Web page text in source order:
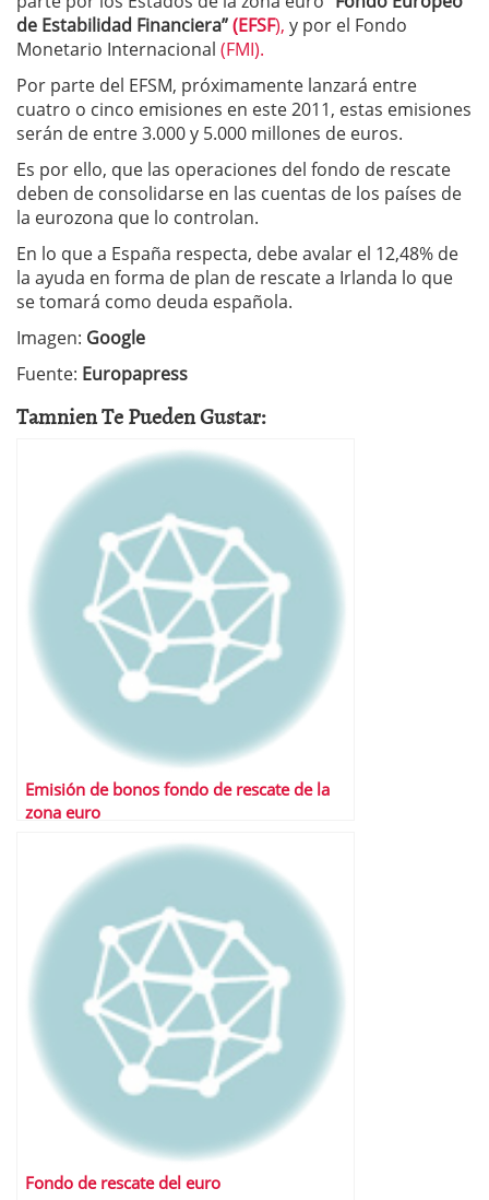
de Estabilidad Financiera”(EFSF), y por el Fondo
Monetario Internacional (FMI).
Por parte del EFSM, próximamente lanzará entre
cuatro o cinco emisiones en este 2011, estas emisiones
serán de entre 3.000 y 5.000 millones de euros.
Es por ello, que las operaciones del fondo de rescate
deben de consolidarse en las cuentas de los países de
la eurozona que lo controlan.
En lo que a España respecta, debe avalar el 12,48% de
la ayuda en forma de plan de rescate a Irlanda lo que
se tomará como deuda española.
Imagen: Google
Fuente: Europapress
Tamnien Te Pueden Gustar:
Emisión de bonos fondo de rescate de la
zona euro
Fondo de rescate del euro